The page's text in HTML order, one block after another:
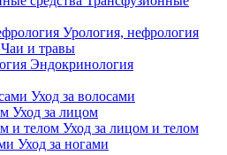
Урология, нефрология
Чаи и травы
Эндокринология
Уход за волосами
Уход за лицом
Уход за лицом и телом
Уход за ногами